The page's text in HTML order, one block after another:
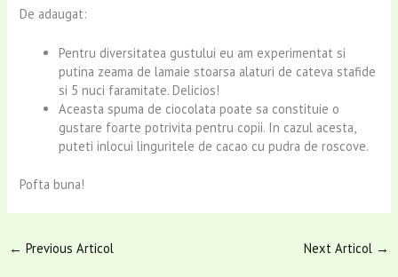
De adaugat:
Pentru diversitatea gustului eu am experimentat si
putina zeama de lamaie stoarsa alaturi de cateva stafide
si 5 nuci faramitate. Delicios!
Aceasta spuma de ciocolata poate sa constituie o
gustare foarte potrivita pentru copii. In cazul acesta,
puteti inlocui linguritele de cacao cu pudra de roscove.
Pofta buna!
← Previous Articol Next Articol →